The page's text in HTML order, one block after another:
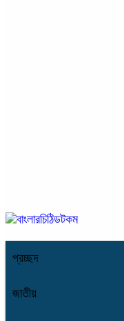
প্রচ্ছদ
জাতীয়